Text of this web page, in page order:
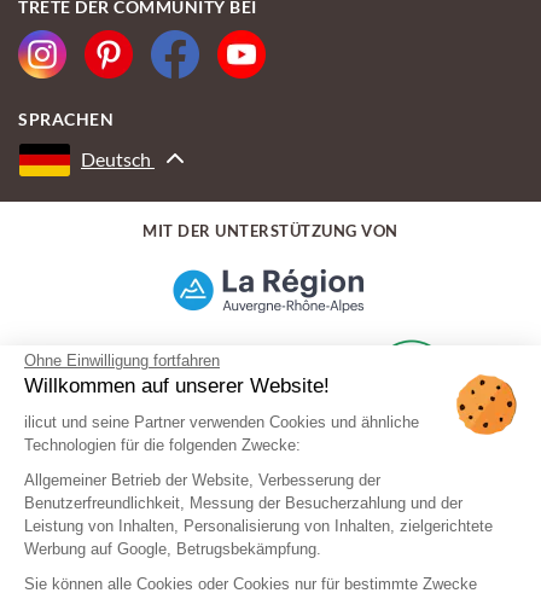
Ohne Einwilligung fortfahren
Willkommen auf unserer Website!
ilicut und seine Partner verwenden Cookies und ähnliche
Technologien für die folgenden Zwecke:
Allgemeiner Betrieb der Website, Verbesserung der
Benutzerfreundlichkeit, Messung der Besucherzahlung und der
Leistung von Inhalten, Personalisierung von Inhalten, zielgerichtete
Werbung auf Google, Betrugsbekämpfung.
Sie können alle Cookies oder Cookies nur für bestimmte Zwecke
TRETE DER COMMUNITY BEI
SPRACHEN
Deutsch
MIT DER UNTERSTÜTZUNG VON